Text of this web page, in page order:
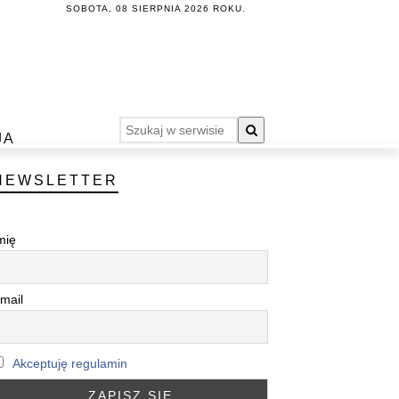
SOBOTA, 08 SIERPNIA 2026 ROKU.
Akceptuję regulamin